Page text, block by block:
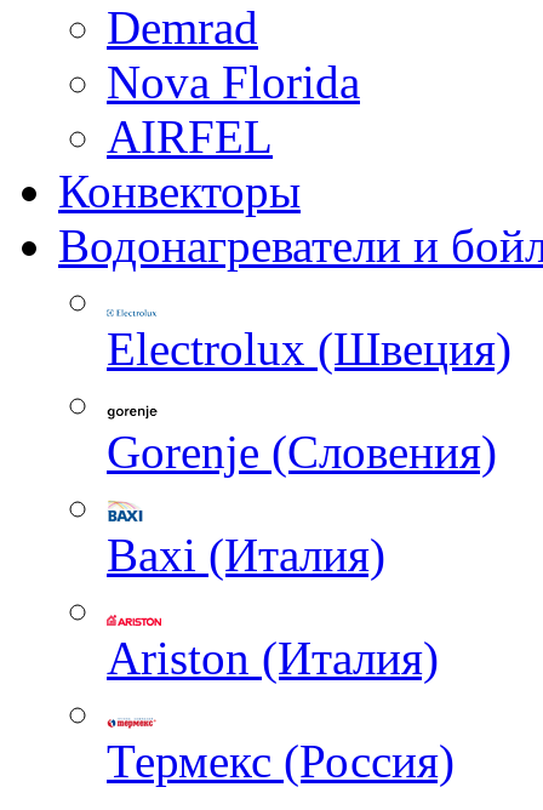
Demrad
Nova Florida
AIRFEL
Конвекторы
Водонагреватели и
Electrolux (Швеция)
Gorenje (Словения)
Baxi (Италия)
Ariston (Италия)
Термекс (Россия)